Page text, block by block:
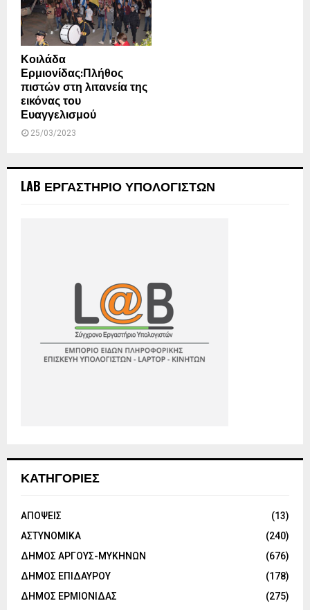
Κοιλάδα
Ερμιονίδας:Πλήθος
πιστών στη λιτανεία της
εικόνας του
Ευαγγελισμού
25/03/2023
LAB ΕΡΓΑΣΤΗΡΙΟ ΥΠΟΛΟΓΙΣΤΩΝ
ΚΑΤΗΓΟΡΙΕΣ
ΑΠΟΨΕΙΣ
(13)
ΑΣΤΥΝΟΜΙΚΑ
(240)
ΔΗΜΟΣ ΑΡΓΟΥΣ-ΜΥΚΗΝΩΝ
(676)
ΔΗΜΟΣ ΕΠΙΔΑΥΡΟΥ
(178)
ΔΗΜΟΣ ΕΡΜΙΟΝΙΔΑΣ
(275)